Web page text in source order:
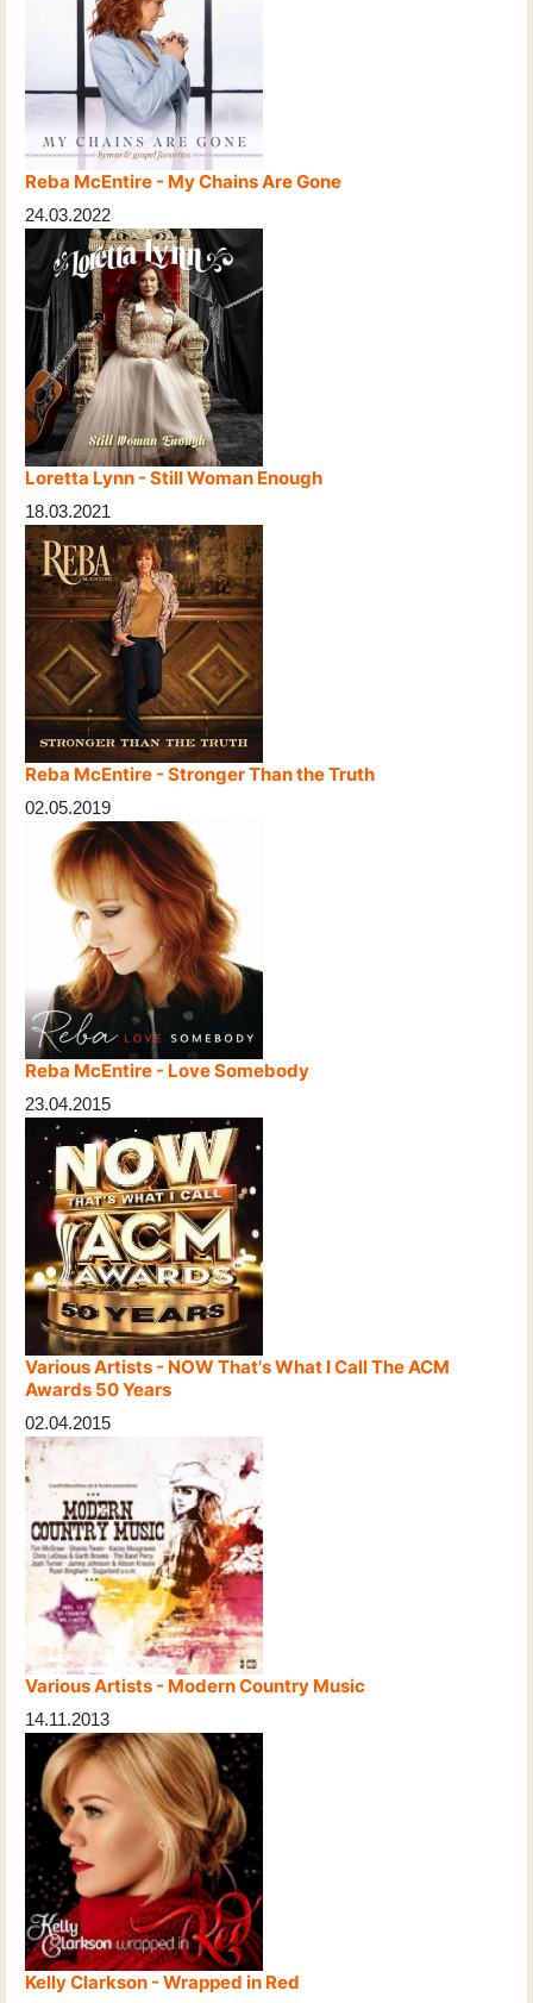
Reba McEntire - My Chains Are Gone
24.03.2022
Loretta Lynn - Still Woman Enough
18.03.2021
Reba McEntire - Stronger Than the Truth
02.05.2019
Reba McEntire - Love Somebody
23.04.2015
Various Artists - NOW That's What I Call The ACM
Awards 50 Years
02.04.2015
Various Artists - Modern Country Music
14.11.2013
Kelly Clarkson - Wrapped in Red